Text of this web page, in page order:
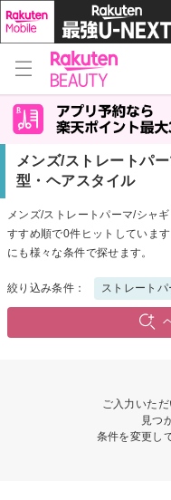
メンズ/ストレートパ
型・ヘアスタイル
メンズ/ストレートパーマ/シャ
すすめ順で0件ヒットしていま
にも様々な条件で探せます。
絞り込み条件： ストレートパ
ご入力いた
見つ
条件を変更し